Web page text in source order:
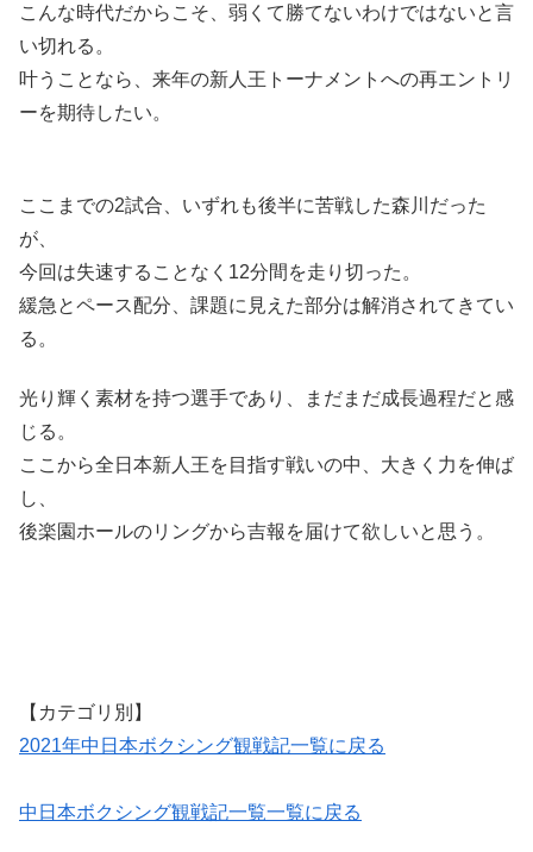
こんな時代だからこそ、弱くて勝てないわけではないと言
い切れる。
叶うことなら、来年の新人王トーナメントへの再エントリ
ーを期待したい。
ここまでの2試合、いずれも後半に苦戦した森川だった
が、
今回は失速することなく12分間を走り切った。
緩急とペース配分、課題に見えた部分は解消されてきてい
る。
光り輝く素材を持つ選手であり、まだまだ成長過程だと感
じる。
ここから全日本新人王を目指す戦いの中、大きく力を伸ば
し、
後楽園ホールのリングから吉報を届けて欲しいと思う。
【カテゴリ別】
2021年中日本ボクシング観戦記一覧に戻る
中日本ボクシング観戦記一覧一覧に戻る